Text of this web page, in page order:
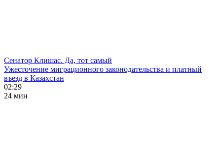
Сенатор Клишас. Да, тот самый
Ужесточение миграционного законодательства и платный
въезд в Казахстан
02:29
24 мин